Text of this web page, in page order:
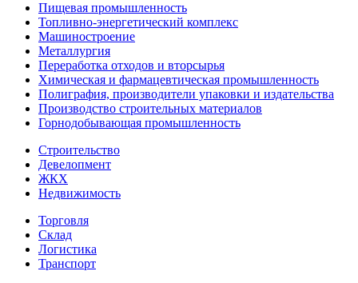
Пищевая промышленность
Топливно-энергетический комплекс
Машиностроение
Металлургия
Переработка отходов и вторсырья
Химическая и фармацевтическая промышленность
Полиграфия, производители упаковки и издательства
Производство строительных материалов
Горнодобывающая промышленность
Строительство
Девелопмент
ЖКХ
Недвижимость
Торговля
Склад
Логистика
Транспорт